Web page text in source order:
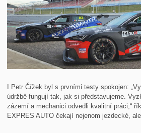
I Petr Čížek byl s prvními testy spokojen:
údržbě fungují tak, jak si představujeme.
zázemí a mechanici odvedli kvalitní práci,“
EXPRES AUTO čekají nejenom jezdecké,